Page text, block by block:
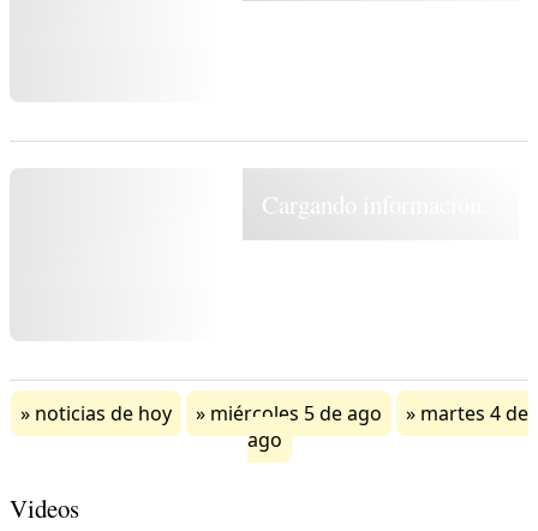
Cargando información...
noticias de hoy miércoles 5 de ago
martes 4 de
ago
Videos